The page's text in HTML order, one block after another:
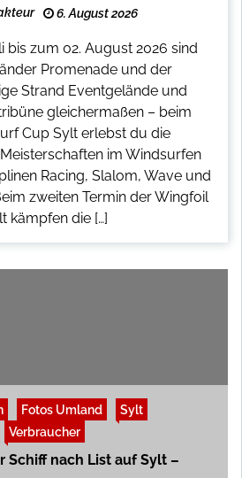
6. August 2026
bis zum 02. August 2026 sind
Promenade und der
Strand Eventgelände und
gleichermaßen – beim
Cup Sylt erlebst du die
im Windsurfen
Racing, Slalom, Wave und
zweiten Termin der Wingfoil
kämpfen die […]
Fotos Umland
Sylt
Verbraucher
Schiff nach List auf Sylt –